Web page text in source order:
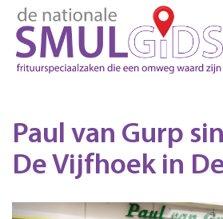
Paul van Gurp
De Vijfhoek in